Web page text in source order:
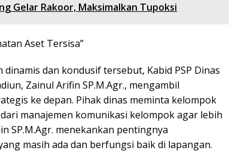
Gelar Rakoor, Maksimalkan Tupoksi
Aset Tersisa”
dan kondusif tersebut, Kabid PSP Dinas
Zainul Arifin SP.M.Agr., mengambil
ke depan. Pihak dinas meminta kelompok
manajemen komunikasi kelompok agar lebih
SP.M.Agr. menekankan pentingnya
masih ada dan berfungsi baik di lapangan.